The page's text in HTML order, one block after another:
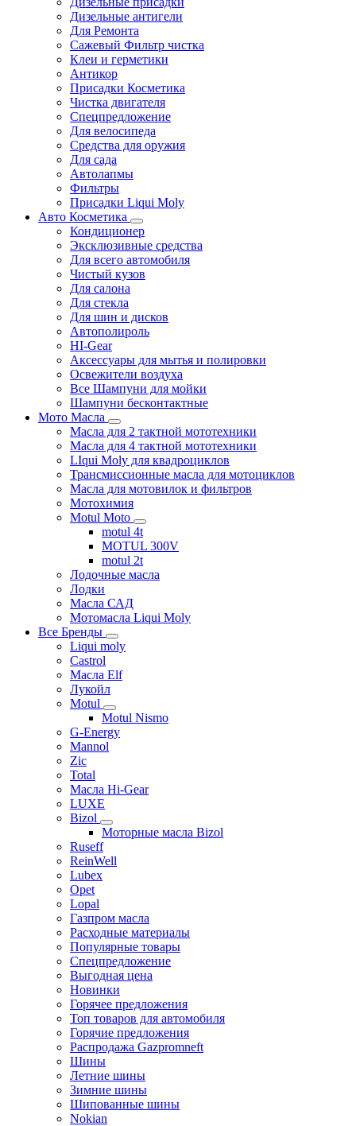
Дизельные антигели
Для Ремонта
Сажевый Фильтр чистка
Клеи и герметики
Антикор
Присадки Косметика
Чистка двигателя
Спецпредложение
Для велосипеда
Средства для оружия
Для сада
Автолапмы
Фильтры
Присадки Liqui Moly
Авто Косметика
Кондиционер
Эксклюзивные средства
Для всего автомобиля
Чистый кузов
Для салона
Для стекла
Для шин и дисков
Автополироль
HI-Gear
Аксессуары для мытья и полировки
Освежители воздуха
Все Шампуни для мойки
Шампуни бесконтактные
Мото Масла
Масла для 2 тактной мототехники
Масла для 4 тактной мототехники
LIqui Moly для квадроциклов
Трансмиссионные масла для мотоциклов
Масла для мотовилок и фильтров
Мотохимия
Motul Moto
motul 4t
MOTUL 300V
motul 2t
Лодочные масла
Лодки
Масла САД
Мотомасла Liqui Moly
Все Бренды
Liqui moly
Castrol
Масла Elf
Лукойл
Motul
Motul Nismo
G-Energy
Mannol
Zic
Total
Масла Hi-Gear
LUXE
Bizol
Моторные масла Bizol
Ruseff
ReinWell
Lubex
Opet
Lopal
Газпром масла
Расходные материалы
Популярные товары
Спецпредложение
Выгодная цена
Новинки
Горячее предложения
Топ товаров для автомобиля
Горячие предложения
Распродажа Gazpromneft
Шины
Летние шины
Зимние шины
Шипованные шины
Nokian